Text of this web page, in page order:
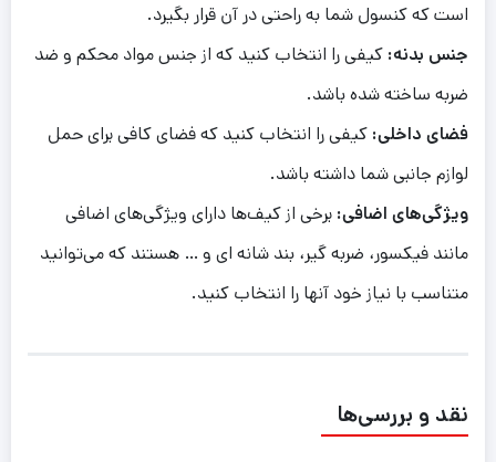
است که کنسول شما به راحتی در آن قرار بگیرد.
جنس بدنه: کیفی را انتخاب کنید که از جنس مواد محکم و ضد
ضربه ساخته شده باشد.
فضای داخلی: کیفی را انتخاب کنید که فضای کافی برای حمل
لوازم جانبی شما داشته باشد.
ویژگی‌های اضافی: برخی از کیف‌ها دارای ویژگی‌های اضافی
مانند فیکسور، ضربه گیر، بند شانه ای و … هستند که می‌توانید
متناسب با نیاز خود آنها را انتخاب کنید.
نقد و بررسی‌ها